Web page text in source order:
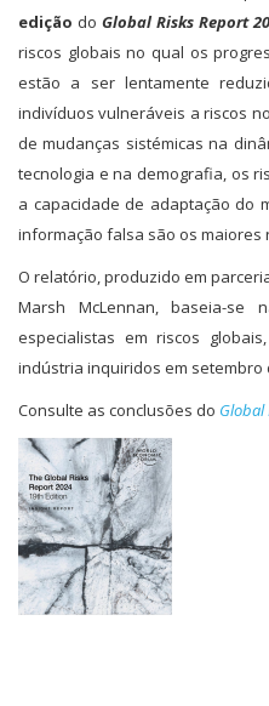
edição do Global Risks Report
riscos globais no qual os
estão a ser lentamente
indivíduos vulneráveis a riscos
de mudanças sistémicas na
tecnologia e na demografia, os
a capacidade de adaptação do
informação falsa são os maiores
O relatório, produzido em
Marsh McLennan, baseia-se
especialistas em riscos
indústria inquiridos em setembro
Consulte as conclusões do Global